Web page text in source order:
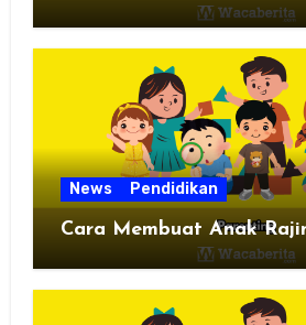
News Pendidikan
Cara Membuat Anak